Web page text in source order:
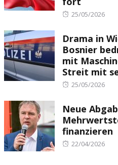
Posted
25/05/2026
Drama in
Bosnier
mit
Streit mit
Posted
25/05/2026
Neue
finanzieren
Posted
22/04/2026